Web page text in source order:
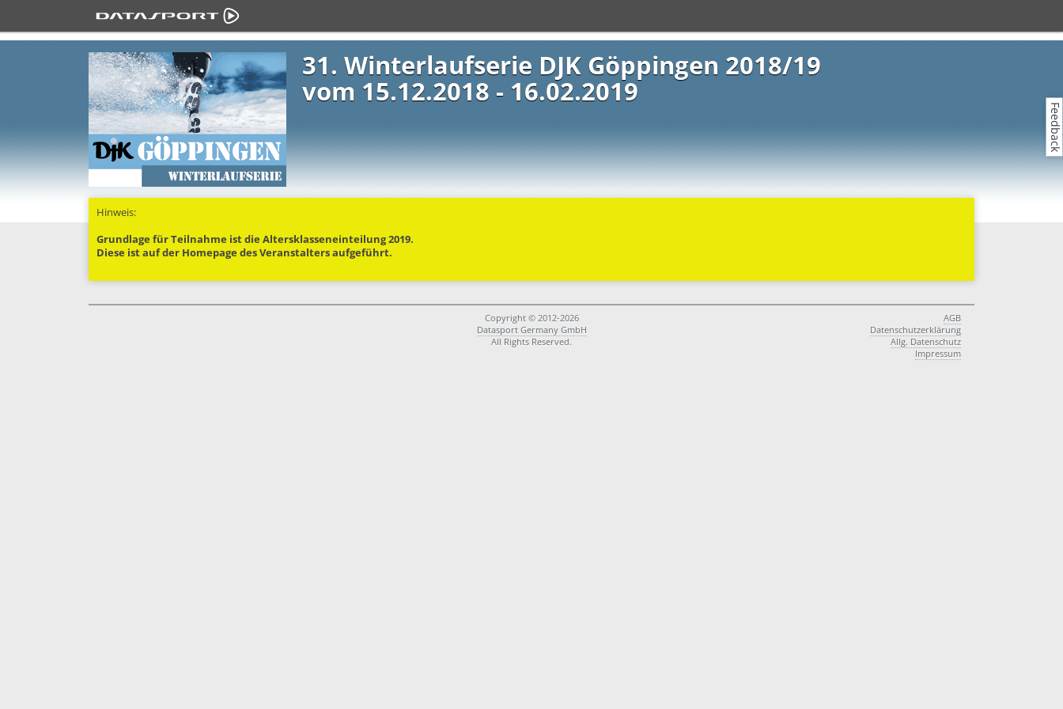
31. Winterlaufserie DJK Göppingen 2018/19
vom 15.12.2018 - 16.02.2019
Hinweis:
Grundlage für Teilnahme ist die Altersklasseneinteilung 2019.
Diese ist auf der Homepage des Veranstalters aufgeführt.
Copyright © 2012-2026
Datasport Germany GmbH
All Rights Reserved.
AGB
Datenschutzerklärung
Allg. Datenschutz
Impressum
Feedback